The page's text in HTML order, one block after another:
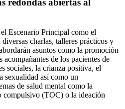
Escenario Principal como el
charlas, talleres prácticos y
asuntos como la promoción
de los pacientes de
sociales, la crianza positiva, el
sexualidad así como un
de salud mental como la
compulsivo (TOC) o la ideación